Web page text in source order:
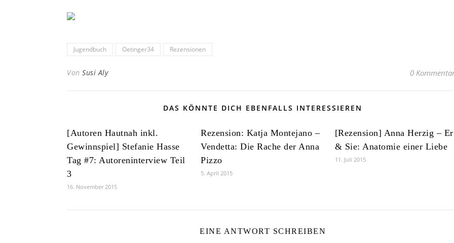
Jugendbuch Oetinger34 Rezensionen
Von Susi Aly 0
DAS KÖNNTE DICH EBENFALLS INTERESSIEREN
[Autoren Hautnah inkl.
Gewinnspiel] Stefanie Hasse
Tag #7: Autoreninterview Teil
3
16. November 2015
Rezension: Katja Montejano –
Vendetta: Die Rache der Anna
Pizzo
5. April 2015
[Rezension] Anna Herzig – Er
& Sie: Anatomie einer Liebe
11. Juli 2015
EINE ANTWORT SCHREIBEN